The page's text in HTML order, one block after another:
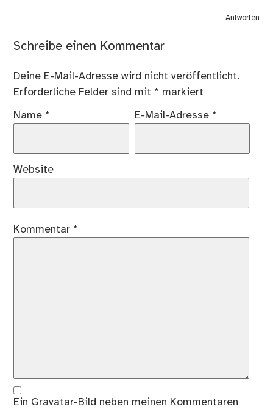
Antworten
Schreibe einen Kommentar
Deine E-Mail-Adresse wird nicht veröffentlicht.
Erforderliche Felder sind mit * markiert
Name * E-Mail-Adresse *
Website
Kommentar *
Ein Gravatar-Bild neben meinen Kommentaren